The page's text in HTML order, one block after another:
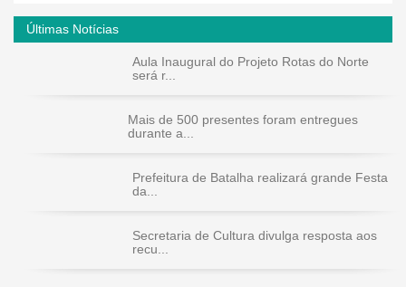
Últimas Notícias
Aula Inaugural do Projeto Rotas do Norte
será r...
Mais de 500 presentes foram entregues
durante a...
Prefeitura de Batalha realizará grande Festa
da...
Secretaria de Cultura divulga resposta aos
recu...